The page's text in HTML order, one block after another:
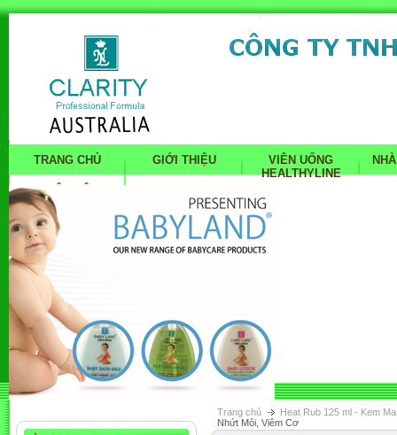
TRANG CHỦ GIỚI THIỆU
VIÊN UỐNG
HEALTHYLINE
LIÊN HỆ
Trang chủ
Heat Rub 125 ml - Kem
Nhứt Mỏi, Viêm Cơ